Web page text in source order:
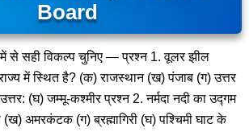
Board
में से सही विकल्प चुनिए — प्रश्न 1. वूलर झील
में स्थित है? (क) राजस्थान (ख) पंजाब (ग) उत्तर
(घ) जम्मू-कश्मीर प्रश्न 2. नर्मदा नदी का उद्गम
अमरकंटक (ग) ब्रह्मागिरी (घ) पश्चिमी घाट के